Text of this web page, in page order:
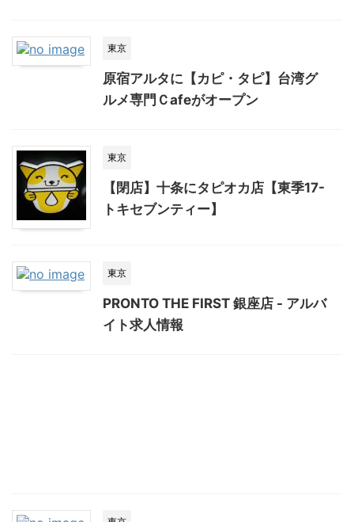
東京
原宿アルタに【カピ・タピ】台湾グ
ルメ専門Ｃafeがオープン
東京
【閉店】十条にタピオカ店【東季17-
トキセブンティー】
東京
PRONTO THE FIRST 銀座店 - アルバ
イト求人情報